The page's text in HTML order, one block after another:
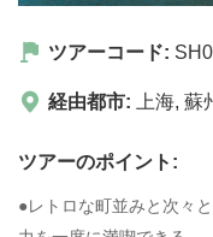
ツアーコード:
経由都市: 上海, 蘇
ツアーのポイント:
●レトロな町並みと次々